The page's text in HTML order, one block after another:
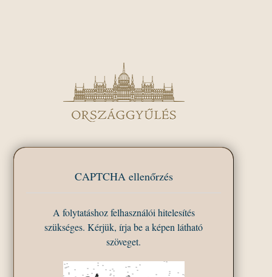
CAPTCHA ellenőrzés
A folytatáshoz felhasználói hitelesítés
szükséges. Kérjük, írja be a képen látható
szöveget.